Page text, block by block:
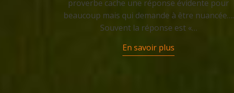
proverbe cache une réponse évidente pour
beaucoup mais qui demande à être nuancée….
Souvent la réponse est «…
En savoir plus